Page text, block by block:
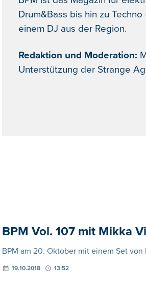
Drum&Bass bis hin zu
einem DJ aus der Region.
Redaktion und Moderation:
Unterstützung der Strange
BPM Vol. 107 mit Mikka
BPM am 20. Oktober mit einem Set
19.10.2018 13:52